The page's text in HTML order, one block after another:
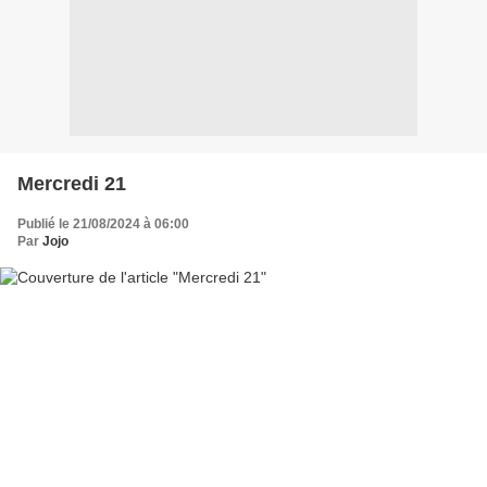
Mercredi 21
Publié le 21/08/2024 à 06:00
Par Jojo